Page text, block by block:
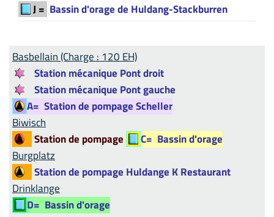
J = Bassin d'orage de Huldang-Stackburren
Basbellain (Charge : 120 EH)
Station mécanique Pont droit
Station mécanique Pont gauche
A=
Station de pompage Scheller
Biwisch
Station de pompage
C= Bassin d'orage
Burgplatz
Station de pompage Huldange K Restaurant
Drinklange
D= Bassin d'orage